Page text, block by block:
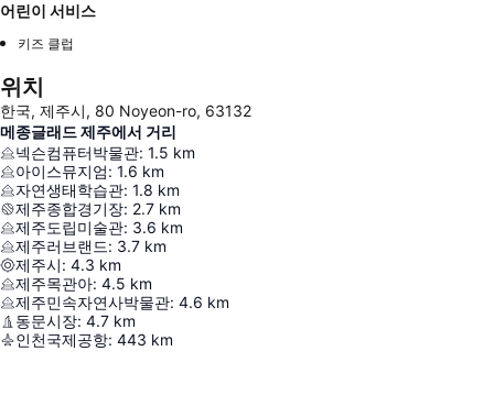
어린이 서비스
키즈 클럽
위치
한국, 제주시, 80 Noyeon-ro, 63132
메종글래드 제주에서 거리
넥슨컴퓨터박물관: 1.5 km
아이스뮤지엄: 1.6 km
자연생태학습관: 1.8 km
제주종합경기장: 2.7 km
제주도립미술관: 3.6 km
제주러브랜드: 3.7 km
제주시: 4.3 km
제주목관아: 4.5 km
제주민속자연사박물관: 4.6 km
동문시장: 4.7 km
인천국제공항: 443 km